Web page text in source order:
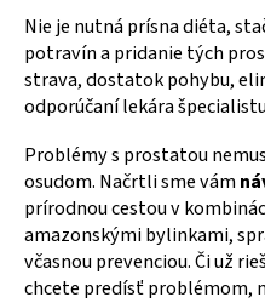
Nie je nutná prísna diéta,
potravín a pridanie tých
strava, dostatok pohybu,
odporúčaní lekára
Problémy s prostatou
osudom. Načrtli sme vám
prírodnou cestou v
amazonskými bylinkami,
včasnou prevenciou. Či už
chcete predísť problémom,